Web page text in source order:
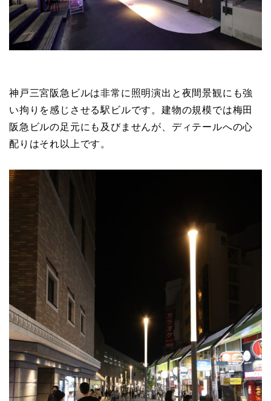
神戸三宮阪急ビルは非常に照明演出と夜間景観にも強
い拘りを感じさせる駅ビルです。建物の規模では梅田
阪急ビルの足元にも及びませんが、ディテールへの心
配りはそれ以上です。